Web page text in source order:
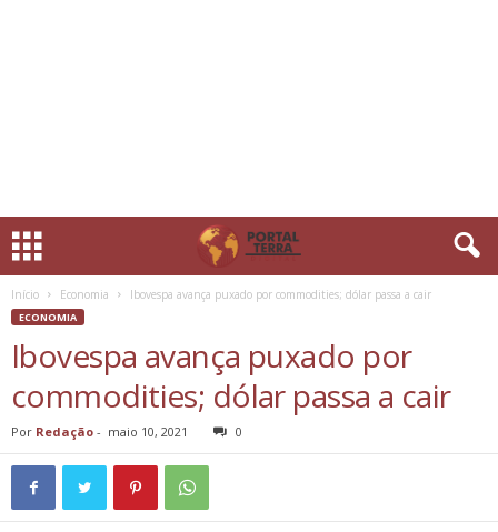
Início Economia Ibovespa avança puxado por commodities; dólar passa a cair
ECONOMIA
Ibovespa avança puxado por
commodities; dólar passa a cair
Por Redação - maio 10, 2021 0